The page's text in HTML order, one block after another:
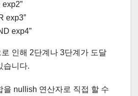
exp2”
exp3”
exp4”
인해 2단계나 3단계가 도달
습니다.
을 nullish 연산자로 직접 할 수